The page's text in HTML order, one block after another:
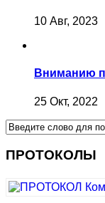
10 Авг, 2023
Вниманию
25 Окт, 2022
ПРОТОКОЛЫ